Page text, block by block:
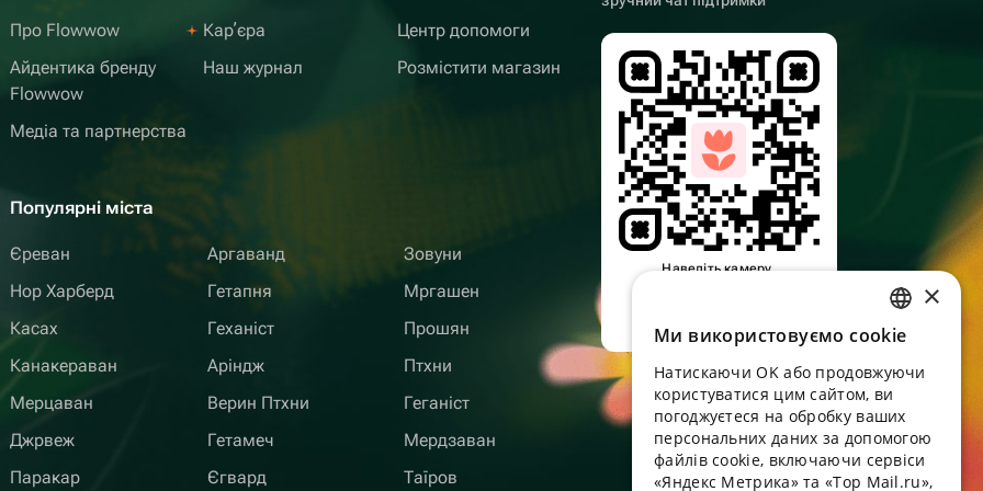
подарить
подарок, а
с любовью и
именно
Про Flowwow
Айдентика бренду
Flowwow
Медіа та партнерства
Карʼєра
Наш журнал
Центр допомоги
Розмістити магазин
Популярні міста
Єреван
Нор Харберд
Касах
Канакераван
Мерцаван
Джрвеж
Паракар
Аргаванд
Гетапня
Геханіст
Аріндж
Верин Птхни
Гетамеч
Єгвард
Зовуни
Мргашен
Прошян
Птхни
Геганіст
Мердзаван
Таїров
Наведіть камеру,
RUSSIAN
ENGLISH
UKRAINIAN
PORTUGUESE
SPANISH
×
Ми використовуємо cookie
Натискаючи OK або продовжуючи
користуватися цим сайтом, ви
погоджуєтеся на обробку ваших
персональних даних за допомогою
файлів cookie, включаючи сервіси
«Яндекс Метрика» та «Top Mail.ru»,